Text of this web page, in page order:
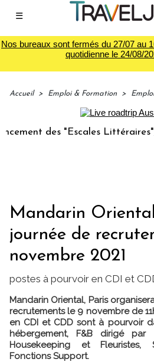
☰
Nos bureaux sont fermés du 27/07 au
quotidienne le 24/08/
Accueil > Emploi & Formation > Emploi
des "Escales Littéraires", la
Mandarin
journée de
novembre 2021
postes à pourvoir en CDI et
Mandarin Oriental, Paris
recrutements le 9 novembre de
en CDI et CDD sont à pourvoir
hébergement, F&B dirigé
Housekeeping et Fleuristes,
Fonctions Support.